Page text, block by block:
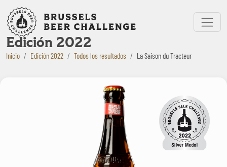
Bruxelles Beer Challenge
Menu
Edición 2022
Inicio Edición 2022 Todos los resultados La Saison du Tracteur